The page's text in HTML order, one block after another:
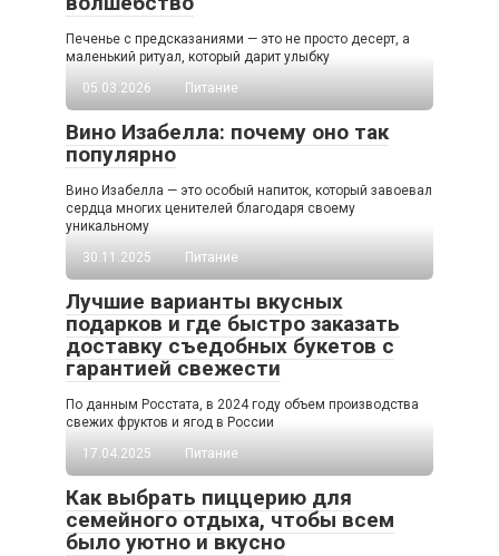
Печенье с предсказаниями — это не просто десерт, а
маленький ритуал, который дарит улыбку
05.03.2026
Питание
Вино Изабелла: почему оно так
популярно
Вино Изабелла — это особый напиток, который завоевал
сердца многих ценителей благодаря своему
уникальному
30.11.2025
Питание
Лучшие варианты вкусных
подарков и где быстро заказать
доставку съедобных букетов с
гарантией свежести
По данным Росстата, в 2024 году объем производства
свежих фруктов и ягод в России
17.04.2025
Питание
Как выбрать пиццерию для
семейного отдыха, чтобы всем
было уютно и вкусно